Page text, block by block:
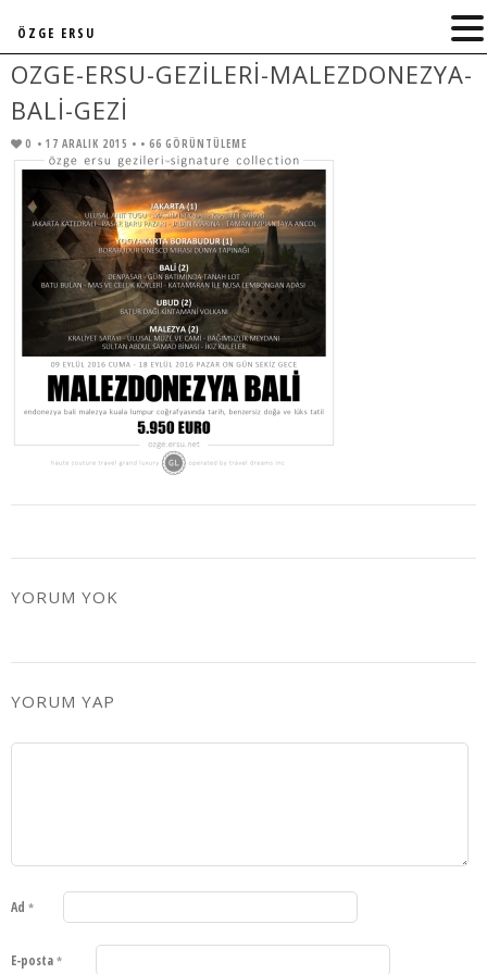
OZGE-ERSU-GEZILERI-MALEZDONEZYA-
BALI-GEZI
0 • 17 ARALIK 2015 • • 66 GÖRÜNTÜLEME
YORUM YOK
YORUM YAP
Ad *
E-posta *
ÖZGE ERSU